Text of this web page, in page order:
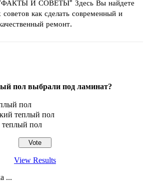
И СОВЕТЫ" Здесь Вы найдете
как сделать современный и
ремонт.
пол выбрали под ламинат?
пол
теплый пол
пол
View Results
...